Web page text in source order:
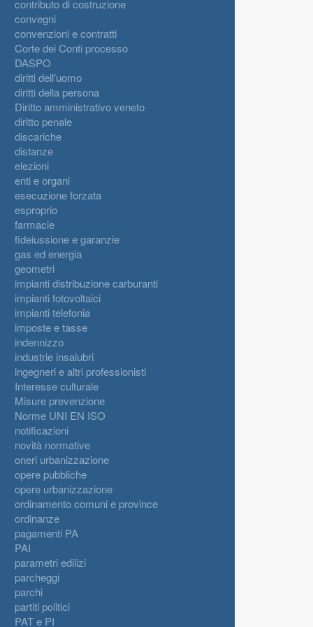
contributo di costruzione
convegni
convenzioni e contratti
Corte dei Conti processo
DASPO
diritti dell'uomo
diritti della persona
Diritto amministrativo veneto
diritto penale
discariche
distanze
elezioni
enti e organi
esecuzione forzata
esproprio
farmacie
fideiussione e garanzie
gas ed energia
geometri
impianti distribuzione carburanti
impianti fotovoltaici
impianti telefonia
imposte e tasse
indennizzo
industrie insalubri
ingegneri e altri professionisti
Interesse culturale
Misure prevenzione
Norme UNI EN ISO
notificazioni
novità normative
oneri urbanizzazione
opere pubbliche
opere urbanizzazione
ordinamento comuni e province
ordinanze
pagamenti PA
PAI
parametri edilizi
parcheggi
parchi
partiti politici
PAT e PI